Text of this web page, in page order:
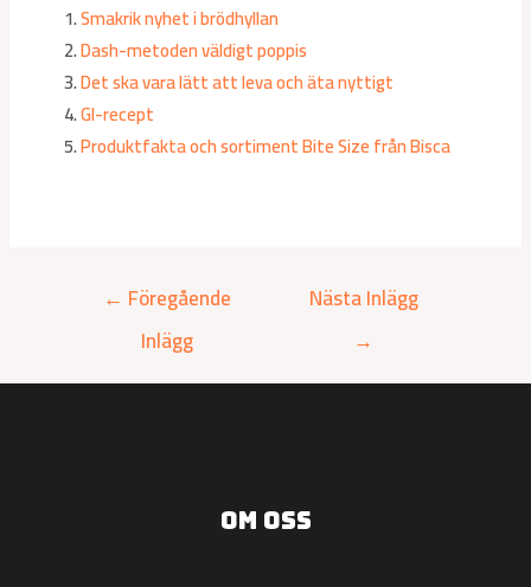
Smakrik nyhet i brödhyllan
Dash-metoden väldigt poppis
Det ska vara lätt att leva och äta nyttigt
GI-recept
Produktfakta och sortiment Bite Size från Bisca
← Föregående
Inlägg
Nästa Inlägg
→
Om oss